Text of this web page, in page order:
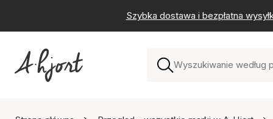
Szybka dostawa i bezpłatna